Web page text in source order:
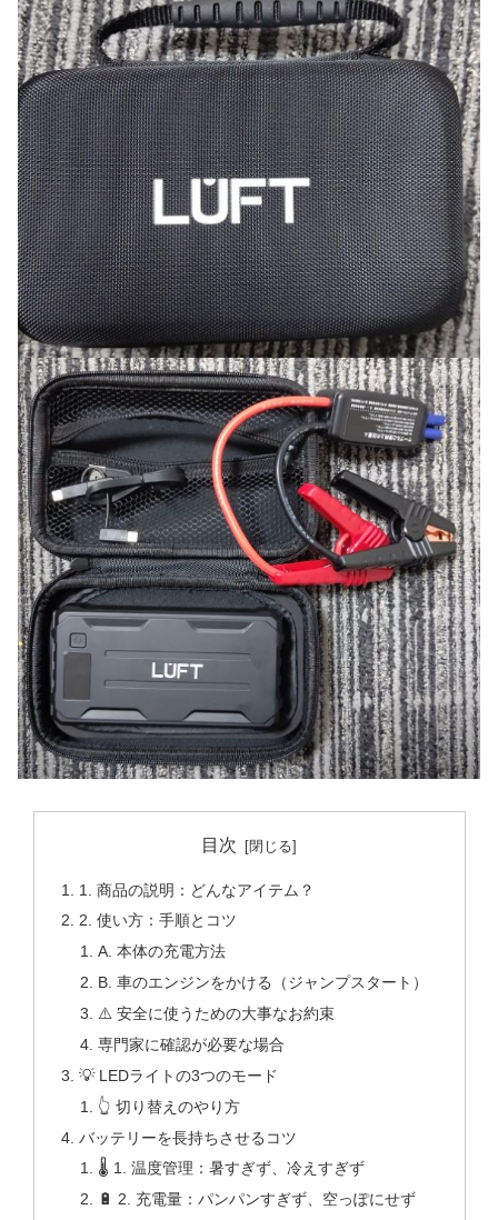
目次
1. 商品の説明：どんなアイテム？
2. 使い方：手順とコツ
A. 本体の充電方法
B. 車のエンジンをかける（ジャンプスタート）
⚠️ 安全に使うための大事なお約束
専門家に確認が必要な場合
💡 LEDライトの3つのモード
👆 切り替えのやり方
バッテリーを長持ちさせるコツ
🌡️ 1. 温度管理：暑すぎず、冷えすぎず
🔋 2. 充電量：パンパンすぎず、空っぽにせず